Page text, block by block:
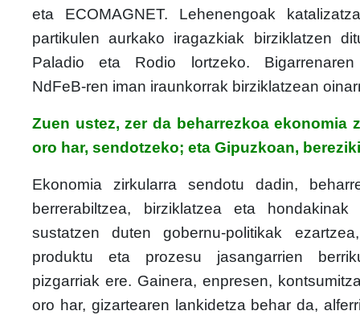
eta ECOMAGNET. Lehenengoak
partikulen aurkako iragazkiak birziklatzen
Paladio eta Rodio lortzeko. Bigarrenaren
NdFeB-ren iman iraunkorrak birziklatzean
Zuen ustez, zer da beharrezkoa ekonomia
oro har, sendotzeko; eta Gipuzkoan,
Ekonomia zirkularra sendotu dadin,
berrerabiltzea, birziklatzea eta hondakinak
sustatzen duten gobernu-politikak
produktu eta prozesu jasangarrien
pizgarriak ere. Gainera, enpresen,
oro har, gizartearen lankidetza behar da,